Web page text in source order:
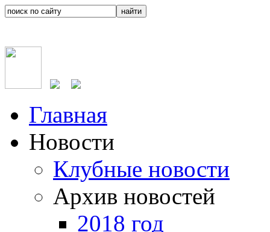
Главная
Новости
Клубные новости
Архив новостей
2018 год